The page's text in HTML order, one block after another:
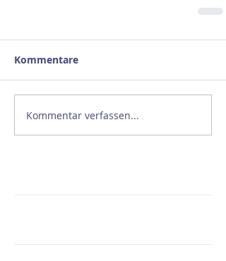
Kommentare
Kommentar verfassen...